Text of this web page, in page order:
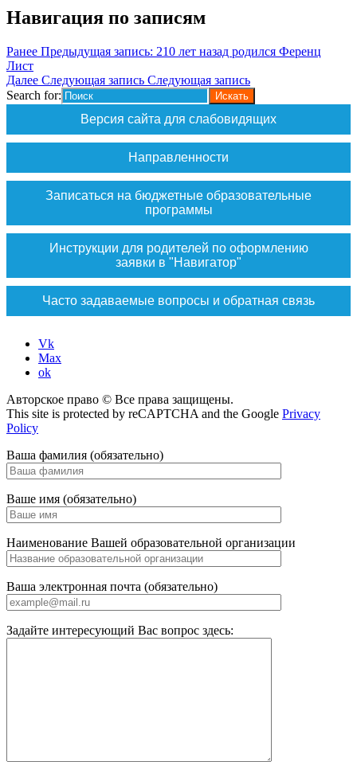
Навигация по записям
Ранее Предыдущая запись: 210 лет назад родился Ференц
Лист
Далее Следующая запись Следующая запись
Search for:
Версия сайта для слабовидящих
Направленности
Записаться на бюджетные образовательные
программы
Инструкции для родителей по оформлению
заявки в "Навигатор"
Часто задаваемые вопросы и обратная связь
Vk
Max
ok
Авторское право © Все права защищены.
This site is protected by reCAPTCHA and the Google Privacy
Policy
Ваша фамилия (обязательно)
Ваше имя (обязательно)
Наименование Вашей образовательной организации
Ваша электронная почта (обязательно)
Задайте интересующий Вас вопрос здесь: